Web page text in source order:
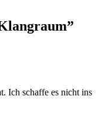
”
Ich schaffe es nicht ins